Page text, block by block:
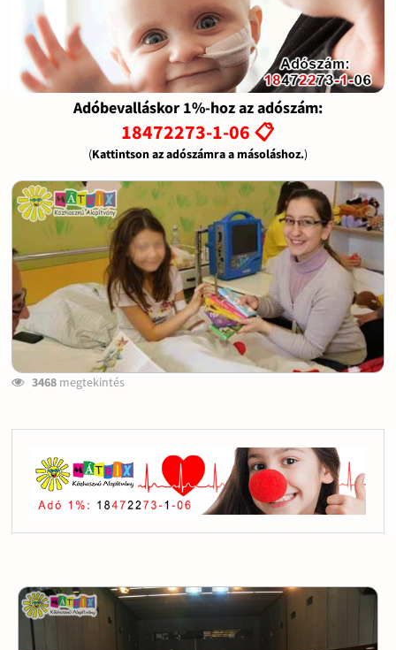
Adóbevalláskor 1%-hoz az adószám:
18472273-1-06 📋
(Kattintson az adószámra a másoláshoz.)
3468megtekintés